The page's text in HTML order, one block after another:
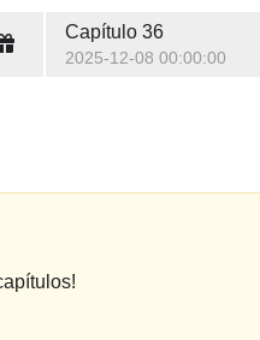
Capítulo 36
2025-12-08 00:00:00